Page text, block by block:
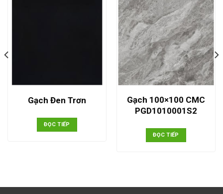
Gạch Đen Trơn
ĐỌC TIẾP
Gạch 100×100 CMC
PGD1010001S2
ĐỌC TIẾP